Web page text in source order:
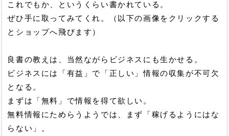
これでもか、というくらい書かれている。
ぜひ手に取ってみてくれ。（以下の画像をクリックする
とショップへ飛びます）
良書の教えは、当然ながらビジネスにも生かせる。
ビジネスには「有益」で「正しい」情報の収集が不可欠
となる。
まずは「無料」で情報を得て欲しい。
無料情報にためらうようでは、まず「稼げるようにはな
らない」。